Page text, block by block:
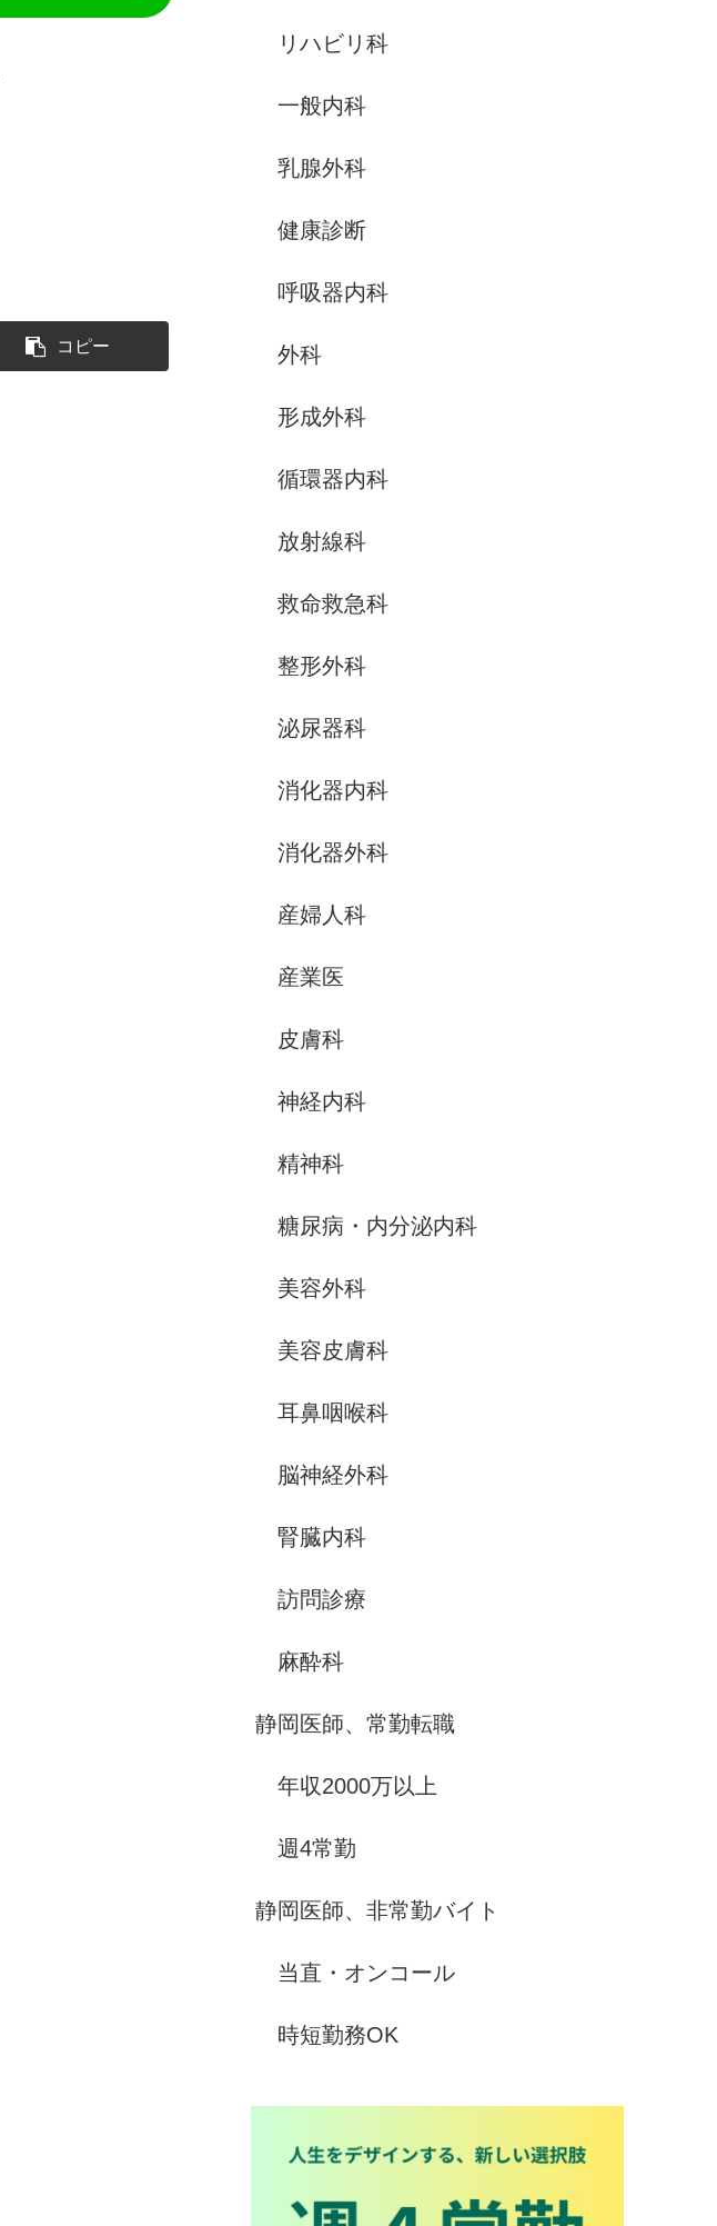
コピー
リハビリ科
一般内科
乳腺外科
健康診断
呼吸器内科
外科
形成外科
循環器内科
放射線科
救命救急科
整形外科
泌尿器科
消化器内科
消化器外科
産婦人科
産業医
皮膚科
神経内科
精神科
糖尿病・内分泌内科
美容外科
美容皮膚科
耳鼻咽喉科
脳神経外科
腎臓内科
訪問診療
麻酔科
静岡医師、常勤転職
年収2000万以上
週4常勤
静岡医師、非常勤バイト
当直・オンコール
時短勤務OK